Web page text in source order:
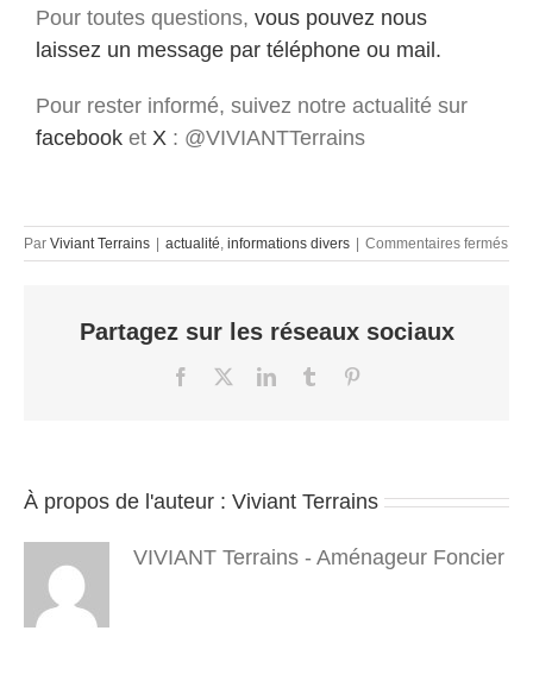
Pour toutes questions, vous pouvez nous
laissez un message par téléphone ou mail.
Pour rester informé, suivez notre actualité sur
facebook et X : @VIVIANTTerrains
Par Viviant Terrains | actualité, informations divers | Commentaires ferméssur
Partagez sur les réseaux sociaux
Facebook LinkedInTumblr
À propos de l'auteur : Viviant Terrains
VIVIANT Terrains - Aménageur Foncier